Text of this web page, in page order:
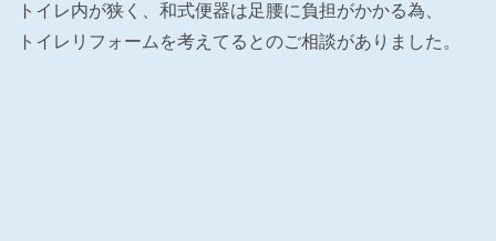
トイレ内が狭く、和式便器は足腰に負担がかかる為、
トイレリフォームを考えてるとのご相談がありました。